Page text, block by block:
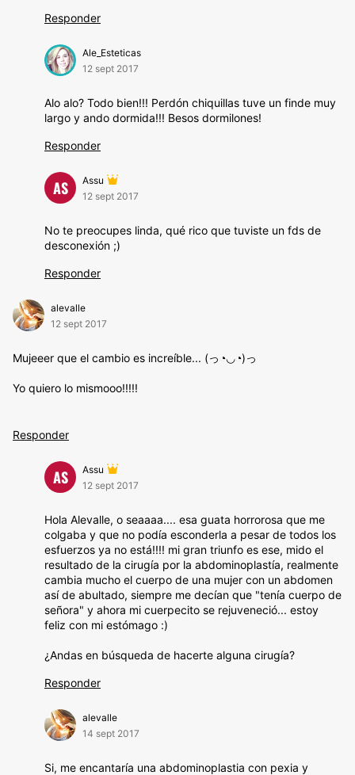
Responder
Ale_Esteticas
12 sept 2017
Alo alo? Todo bien!!! Perdón chiquillas tuve un finde muy
largo y ando dormida!!! Besos dormilones!
Responder
AS
Assu
12 sept 2017
No te preocupes linda, qué rico que tuviste un fds de
desconexión ;)
Responder
alevalle
12 sept 2017
Mujeeer que el cambio es increíble... (っ◔◡◔)っ
Yo quiero lo mismooo!!!!!
Responder
AS
Assu
12 sept 2017
Hola Alevalle, o seaaaa.... esa guata horrorosa que me
colgaba y que no podía esconderla a pesar de todos los
esfuerzos ya no está!!!! mi gran triunfo es ese, mido el
resultado de la cirugía por la abdominoplastía, realmente
cambia mucho el cuerpo de una mujer con un abdomen
así de abultado, siempre me decían que "tenía cuerpo de
señora" y ahora mi cuerpecito se rejuveneció... estoy
feliz con mi estómago :)
¿Andas en búsqueda de hacerte alguna cirugía?
Responder
alevalle
14 sept 2017
Si, me encantaría una abdominoplastia con pexia y